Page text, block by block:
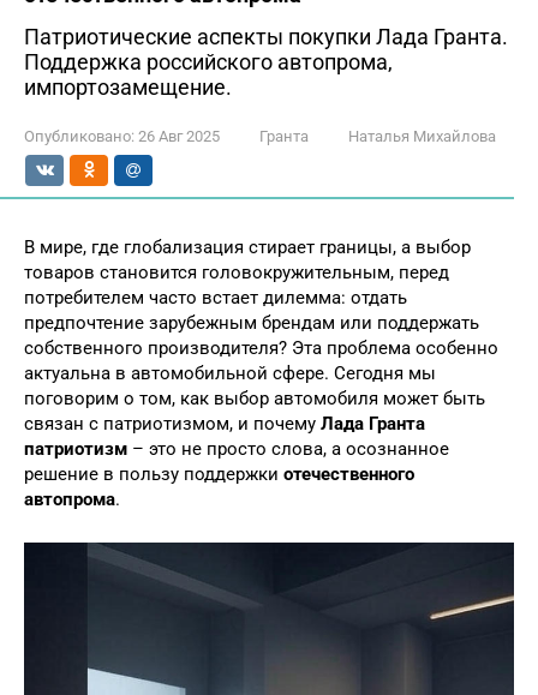
Патриотические аспекты покупки Лада Гранта.
Поддержка российского автопрома,
импортозамещение.
Опубликовано: 26 Авг 2025 Гранта Наталья Михайлова
В мире, где глобализация стирает границы, а выбор
товаров становится головокружительным, перед
потребителем часто встает дилемма: отдать
предпочтение зарубежным брендам или поддержать
собственного производителя? Эта проблема особенно
актуальна в автомобильной сфере. Сегодня мы
поговорим о том, как выбор автомобиля может быть
связан с патриотизмом, и почему Лада Гранта
патриотизм – это не просто слова, а осознанное
решение в пользу поддержки отечественного
автопрома.